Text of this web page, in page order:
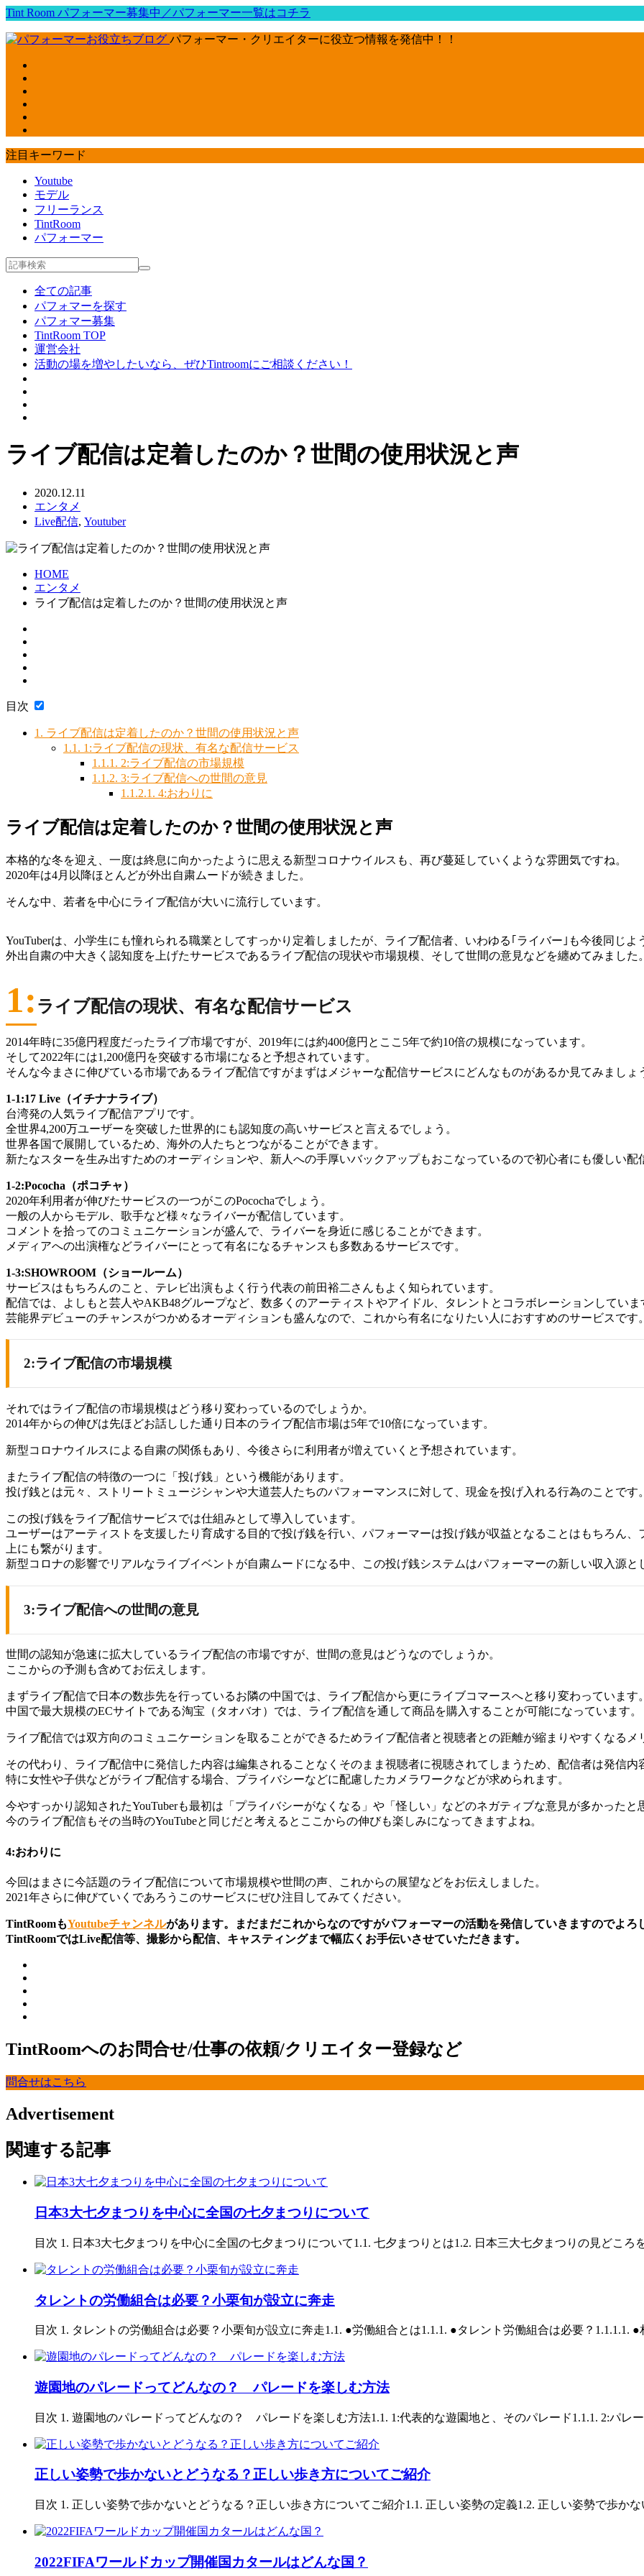
Tint Room パフォーマー募集中／パフォーマー一覧はコチラ
パフォーマー・クリエイターに役立つ情報を発信中！！
注目キーワード
Youtube
モデル
フリーランス
TintRoom
パフォーマー
全ての記事
パフォマーを探す
パフォマー募集
TintRoom TOP
運営会社
活動の場を増やしたいなら、ぜひTintroomにご相談ください！
ライブ配信は定着したのか？世間の使用状況と声
2020.12.11
エンタメ
Live配信, Youtuber
HOME
エンタメ
ライブ配信は定着したのか？世間の使用状況と声
目次
1. ライブ配信は定着したのか？世間の使用状況と声
1.1. 1:ライブ配信の現状、有名な配信サービス
1.1.1. 2:ライブ配信の市場規模
1.1.2. 3:ライブ配信への世間の意見
1.1.2.1. 4:おわりに
ライブ配信は定着したのか？世間の使用状況と声
本格的な冬を迎え、一度は終息に向かったように思える新型コロナウイルスも、再び蔓延していくような雰囲気ですね。
2020年は4月以降ほとんどが外出自粛ムードが続きました。
そんな中、若者を中心にライブ配信が大いに流行しています。
YouTuberは、小学生にも憧れられる職業としてすっかり定着しましたが、ライブ配信者、いわゆる｢ライバー｣も今後同じよ
外出自粛の中大きく認知度を上げたサービスであるライブ配信の現状や市場規模、そして世間の意見などを纏めてみました。
1: ライブ配信の現状、有名な配信サービス
2014年時に35億円程度だったライブ市場ですが、2019年には約400億円とここ5年で約10倍の規模になっています。
そして2022年には1,200億円を突破する市場になると予想されています。
そんな今まさに伸びている市場であるライブ配信ですがまずはメジャーな配信サービスにどんなものがあるか見てみましょ
1-1:17 Live（イチナナライブ）
台湾発の人気ライブ配信アプリです。
全世界4,200万ユーザーを突破した世界的にも認知度の高いサービスと言えるでしょう。
世界各国で展開しているため、海外の人たちとつながることができます。
新たなスターを生み出すためのオーディションや、新人への手厚いバックアップもおこなっているので初心者にも優しい配
1-2:Pococha（ポコチャ）
2020年利用者が伸びたサービスの一つがこのPocochaでしょう。
一般の人からモデル、歌手など様々なライバーが配信しています。
コメントを拾ってのコミュニケーションが盛んで、ライバーを身近に感じることができます。
メディアへの出演権などライバーにとって有名になるチャンスも多数あるサービスです。
1-3:SHOWROOM（ショールーム）
サービスはもちろんのこと、テレビ出演もよく行う代表の前田裕二さんもよく知られています。
配信では、よしもと芸人やAKB48グループなど、数多くのアーティストやアイドル、タレントとコラボレーションしていま
芸能界デビューのチャンスがつかめるオーディションも盛んなので、これから有名になりたい人におすすめのサービスです。
2:ライブ配信の市場規模
それではライブ配信の市場規模はどう移り変わっているのでしょうか。
2014年からの伸びは先ほどお話しした通り日本のライブ配信市場は5年で10倍になっています。
新型コロナウイルスによる自粛の関係もあり、今後さらに利用者が増えていくと予想されています。
またライブ配信の特徴の一つに「投げ銭」という機能があります。
投げ銭とは元々、ストリートミュージシャンや大道芸人たちのパフォーマンスに対して、現金を投げ入れる行為のことです。
この投げ銭をライブ配信サービスでは仕組みとして導入しています。
ユーザーはアーティストを支援したり育成する目的で投げ銭を行い、パフォーマーは投げ銭が収益となることはもちろん
上にも繋がります。
新型コロナの影響でリアルなライブイベントが自粛ムードになる中、この投げ銭システムはパフォーマーの新しい収入源と
3:ライブ配信への世間の意見
世間の認知が急速に拡大しているライブ配信の市場ですが、世間の意見はどうなのでしょうか。
ここからの予測も含めてお伝えします。
まずライブ配信で日本の数歩先を行っているお隣の中国では、ライブ配信から更にライブコマースへと移り変わっています。
中国で最大規模のECサイトである淘宝（タオバオ）では、ライブ配信を通して商品を購入することが可能になっています。
ライブ配信では双方向のコミュニケーションを取ることができるためライブ配信者と視聴者との距離が縮まりやすくなるメ
その代わり、ライブ配信中に発信した内容は編集されることなくそのまま視聴者に視聴されてしまうため、配信者は発信内
特に女性や子供などがライブ配信する場合、プライバシーなどに配慮したカメラワークなどが求められます。
今やすっかり認知されたYouTuberも最初は「プライバシーがなくなる」や「怪しい」などのネガティブな意見が多かったと
今のライブ配信もその当時のYouTubeと同じだと考えるとここからの伸びも楽しみになってきますよね。
4:おわりに
今回はまさに今話題のライブ配信について市場規模や世間の声、これからの展望などをお伝えしました。
2021年さらに伸びていくであろうこのサービスにぜひ注目してみてください。
TintRoomもYoutubeチャンネルがあります。まだまだこれからなのですがパフォーマーの活動を発信していきますのでよろ
TintRoomではLive配信等、撮影から配信、キャスティングまで幅広くお手伝いさせていただきます。
TintRoomへのお問合せ/仕事の依頼/クリエイター登録など
問合せはこちら
Advertisement
関連する記事
日本3大七夕まつりを中心に全国の七夕まつりについて
目次 1. 日本3大七夕まつりを中心に全国の七夕まつりについて1.1. 七夕まつりとは1.2. 日本三大七夕まつりの見どころ
タレントの労働組合は必要？小栗旬が設立に奔走
目次 1. タレントの労働組合は必要？小栗旬が設立に奔走1.1. ●労働組合とは1.1.1. ●タレント労働組合は必要？1.1.1.1.
遊園地のパレードってどんなの？ パレードを楽しむ方法
目次 1. 遊園地のパレードってどんなの？ パレードを楽しむ方法1.1. 1:代表的な遊園地と、そのパレード1.1.1. 2:パレ
正しい姿勢で歩かないとどうなる？正しい歩き方についてご紹介
目次 1. 正しい姿勢で歩かないとどうなる？正しい歩き方についてご紹介1.1. 正しい姿勢の定義1.2. 正しい姿勢で歩か
2022FIFAワールドカップ開催国カタールはどんな国？